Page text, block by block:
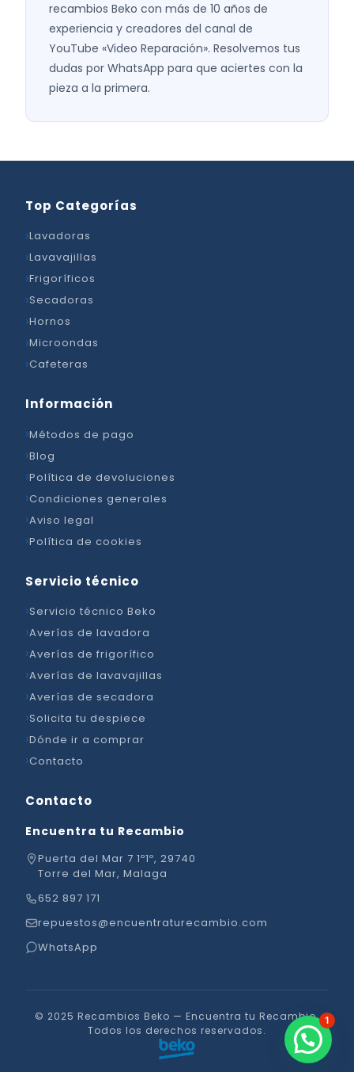
recambios Beko con más de 10 años de
experiencia y creadores del canal de
YouTube «Video Reparación». Resolvemos tus
dudas por WhatsApp para que aciertes con la
pieza a la primera.
Top Categorías
Lavadoras
Lavavajillas
Frigoríficos
Secadoras
Hornos
Microondas
Cafeteras
Información
Métodos de pago
Blog
Política de devoluciones
Condiciones generales
Aviso legal
Política de cookies
Servicio técnico
Servicio técnico Beko
Averías de lavadora
Averías de frigorífico
Averías de lavavajillas
Averías de secadora
Solicita tu despiece
Dónde ir a comprar
Contacto
Contacto
Encuentra tu Recambio
Puerta del Mar 7 1º1º, 29740
Torre del Mar, Malaga
652 897 171
repuestos@encuentraturecambio.com
WhatsApp
© 2025 Recambios Beko — Encuentra tu Recambio.
Todos los derechos reservados.
1